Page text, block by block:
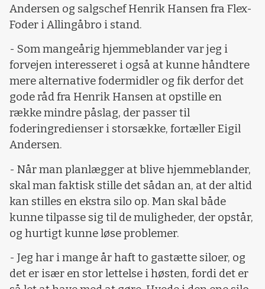
Andersen og salgschef Henrik Hansen fra Flex-
Foder i Allingåbro i stand.
- Som mangeårig hjemmeblander var jeg i
forvejen interesseret i også at kunne håndtere
mere alternative fodermidler og fik derfor det
gode råd fra Henrik Hansen at opstille en
række mindre påslag, der passer til
foderingredienser i storsække, fortæller Eigil
Andersen.
- Når man planlægger at blive hjemmeblander,
skal man faktisk stille det sådan an, at der altid
kan stilles en ekstra silo op. Man skal både
kunne tilpasse sig til de muligheder, der opstår,
og hurtigt kunne løse problemer.
- Jeg har i mange år haft to gastætte siloer, og
det er især en stor lettelse i høsten, fordi det er